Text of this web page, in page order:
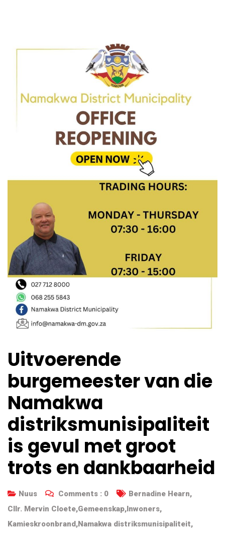
Uitvoerende
burgemeester van die
Namakwa
distriksmunisipaliteit
is gevul met groot
trots en dankbaarheid
Nuus Comments : 0 Bernadine Hearn,
Cllr. Mervin Cloete,Gemeenskap, Inwoners,
Kamieskroonbrand ,Namakwa distriksmunisipaliteit,